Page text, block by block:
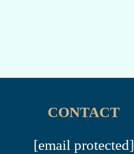
CONTACT
[email protected]